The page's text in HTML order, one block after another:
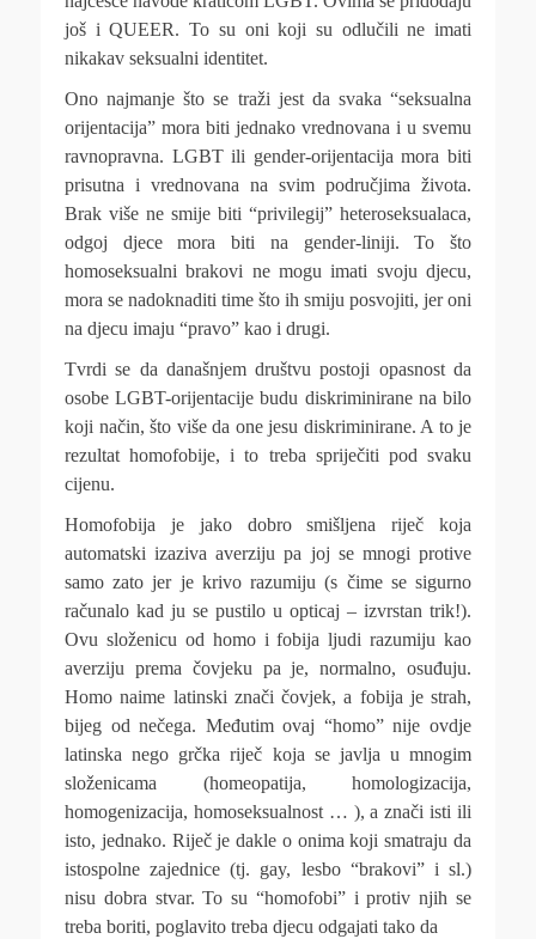
još i QUEER. To su oni koji su odlučili ne imati
nikakav seksualni identitet.
Ono najmanje što se traži jest da svaka “seksualna
orijentacija” mora biti jednako vrednovana i u svemu
ravnopravna. LGBT ili gender-orijentacija mora biti
prisutna i vrednovana na svim područjima života.
Brak više ne smije biti “privilegij” heteroseksualaca,
odgoj djece mora biti na gender-liniji. To što
homoseksualni brakovi ne mogu imati svoju djecu,
mora se nadoknaditi time što ih smiju posvojiti, jer oni
na djecu imaju “pravo” kao i drugi.
Tvrdi se da današnjem društvu postoji opasnost da
osobe LGBT-orijentacije budu diskriminirane na bilo
koji način, što više da one jesu diskriminirane. A to je
rezultat homofobije, i to treba spriječiti pod svaku
cijenu.
Homofobija je jako dobro smišljena riječ koja
automatski izaziva averziju pa joj se mnogi protive
samo zato jer je krivo razumiju (s čime se sigurno
računalo kad ju se pustilo u opticaj – izvrstan trik!).
Ovu složenicu od homo i fobija ljudi razumiju kao
averziju prema čovjeku pa je, normalno, osuđuju.
Homo naime latinski znači čovjek, a fobija je strah,
bijeg od nečega. Međutim ovaj “homo” nije ovdje
latinska nego grčka riječ koja se javlja u mnogim
složenicama (homeopatija, homologizacija,
homogenizacija, homoseksualnost … ), a znači isti ili
isto, jednako. Riječ je dakle o onima koji smatraju da
istospolne zajednice (tj. gay, lesbo “brakovi” i sl.)
nisu dobra stvar. To su “homofobi” i protiv njih se
treba boriti, poglavito treba djecu odgajati tako da